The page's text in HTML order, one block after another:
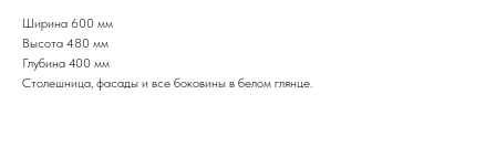
Ширина 600 мм
Высота 480 мм
Глубина 400 мм
Столешница, фасады и все боковины в белом глянце.